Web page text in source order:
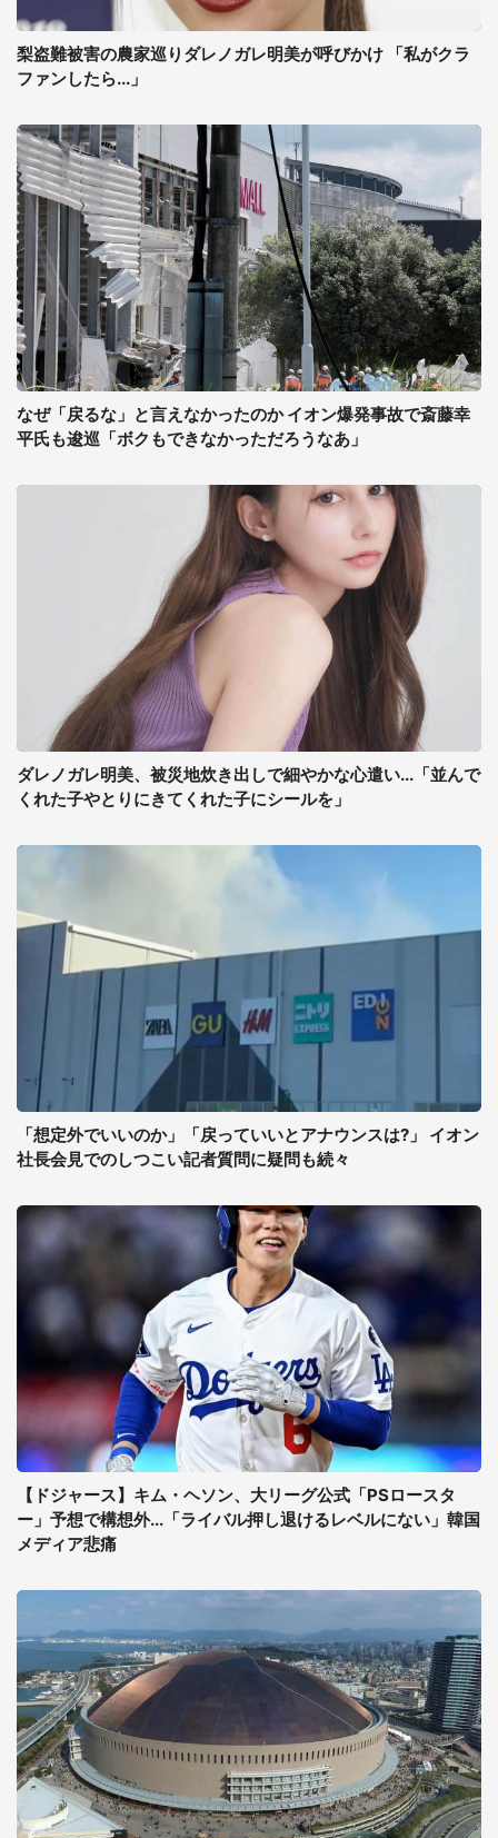
梨盗難被害の農家巡りダレノガレ明美が呼びかけ 「私がクラ
ファンしたら...」
なぜ「戻るな」と言えなかったのか イオン爆発事故で斎藤幸
平氏も逡巡「ボクもできなかっただろうなあ」
ダレノガレ明美、被災地炊き出しで細やかな心遣い...「並んで
くれた子やとりにきてくれた子にシールを」
「想定外でいいのか」「戻っていいとアナウンスは?」 イオン
社長会見でのしつこい記者質問に疑問も続々
【ドジャース】キム・ヘソン、大リーグ公式「PSロースタ
ー」予想で構想外...「ライバル押し退けるレベルにない」韓国
メディア悲痛